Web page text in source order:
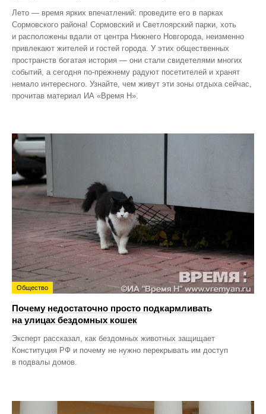
Лето — время ярких впечатлений: проведите его в парках
Сормовского района! Сормовский и Светлоярский парки, хоть
и расположены вдали от центра Нижнего Новгорода, неизменно
привлекают жителей и гостей города. У этих общественных
пространств богатая история — они стали свидетелями многих
событий, а сегодня по‑прежнему радуют посетителей и хранят
немало интересного. Узнайте, чем живут эти зоны отдыха сейчас,
прочитав материал ИА «Время Н».
Общество
Почему недостаточно просто подкармливать
на улицах бездомных кошек
Эксперт рассказал, как бездомных животных защищает
Конституция РФ и почему не нужно перекрывать им доступ
в подвалы домов.